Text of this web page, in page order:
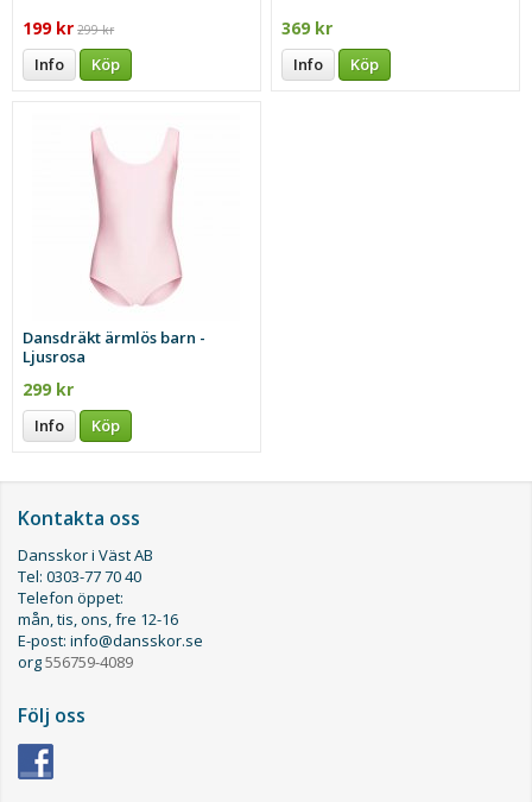
199 kr 299 kr
Info Köp
369 kr
Info Köp
Dansdräkt ärmlös barn -
Ljusrosa
299 kr
Info Köp
Kontakta oss
Dansskor i Väst AB
Tel: 0303-77 70 40
Telefon öppet:
mån, tis, ons, fre 12-16
E-post: info@dansskor.se
org556759-4089
Följ oss